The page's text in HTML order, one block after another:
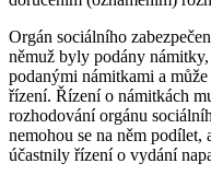
Orgán sociálního
němuž byly podány
podanými námitkami a
řízení. Řízení o námitkách
rozhodování orgánu
nemohou se na něm podílet,
účastnily řízení o vydání